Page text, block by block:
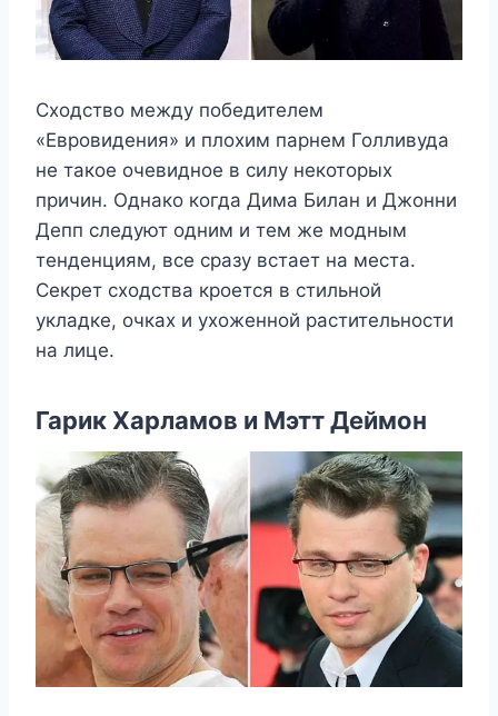
Сходство между победителем
«Евровидения» и плохим парнем Голливуда
не такое очевидное в силу некоторых
причин. Однако когда Дима Билан и Джонни
Депп следуют одним и тем же модным
тенденциям, все сразу встает на места.
Секрет сходства кроется в стильной
укладке, очках и ухоженной растительности
на лице.
Гарик Харламов и Мэтт Деймон